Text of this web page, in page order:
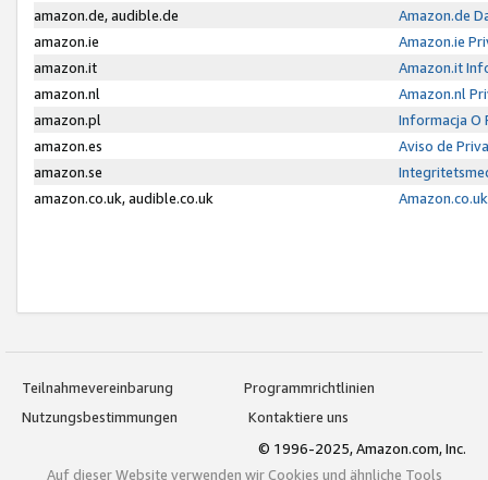
amazon.de, audible.de
Amazon.de
amazon.ie
Amazon.ie
amazon.it
Amazon.it
amazon.nl
Amazon.nl
amazon.pl
Informacja O
amazon.es
Aviso de
amazon.se
amazon.co.uk, audible.co.uk
Teilnahmevereinbarung
Programmrichtlinien
Nutzungsbestimmungen
Kontaktiere uns
© 1996-2025, Amazon.com, Inc.
Auf dieser Website verwenden wir Cookies und ähnliche Tools